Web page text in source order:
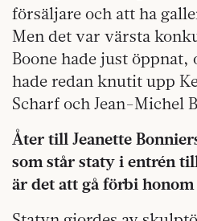
försäljare och att ha
Men det var värsta
Boone hade just öppnat,
hade redan knutit upp
Scharf och Jean-Michel
Åter till Jeanette
som står staty i entrén
är det att gå förbi